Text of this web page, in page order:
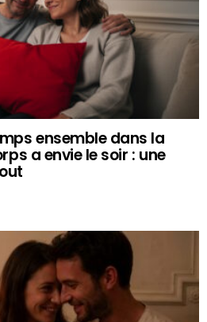
ensemble dans la
a envie le soir : une